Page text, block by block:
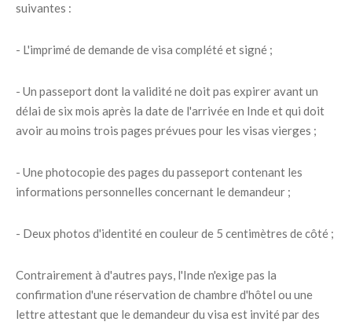
suivantes :
- L'imprimé de demande de visa complété et signé ;
- Un passeport dont la validité ne doit pas expirer avant un
délai de six mois après la date de l'arrivée en Inde et qui doit
avoir au moins trois pages prévues pour les visas vierges ;
- Une photocopie des pages du passeport contenant les
informations personnelles concernant le demandeur ;
- Deux photos d'identité en couleur de 5 centimètres de côté ;
Contrairement à d'autres pays, l'Inde n'exige pas la
confirmation d'une réservation de chambre d'hôtel ou une
lettre attestant que le demandeur du visa est invité par des